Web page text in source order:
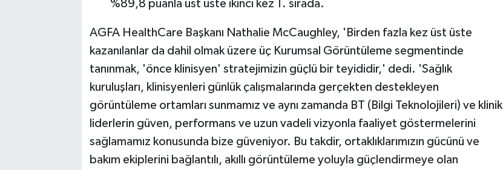
%89,8 puanla üst üste ikinci kez 1. sırada.
AGFA HealthCare Başkanı Nathalie McCaughley, 'Birden fazla kez üst üste
kazanılanlar da dahil olmak üzere üç Kurumsal Görüntüleme segmentinde
tanınmak, 'önce klinisyen' stratejimizin güçlü bir teyididir,' dedi. 'Sağlık
kuruluşları, klinisyenleri günlük çalışmalarında gerçekten destekleyen
görüntüleme ortamları sunmamız ve aynı zamanda BT (Bilgi Teknolojileri) ve klinik
liderlerin güven, performans ve uzun vadeli vizyonla faaliyet göstermelerini
sağlamamız konusunda bize güveniyor. Bu takdir, ortaklıklarımızın gücünü ve
bakım ekiplerini bağlantılı, akıllı görüntüleme yoluyla güçlendirmeye olan